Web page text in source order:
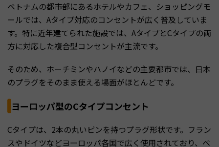
ベトナムの都市部にあるホテルやカフェ、ショッピングモ
ールでは、Aタイプ対応のコンセントが広く普及していま
す。特に近年建てられた施設では、AタイプとCタイプの両
方に対応した複合型コンセントが主流です。
そのため、ホーチミンやハノイなどの主要都市では、日本
のプラグをそのまま使える場面がほとんどです。
ヨーロッパ型のCタイプコンセント
Cタイプは、2本の丸いピンを持つプラグ形状です。フラン
スやドイツなどヨーロッパ各国で広く使用されており、ベ